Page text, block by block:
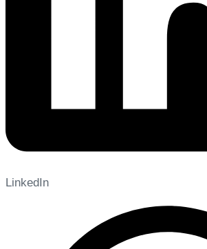
LinkedIn